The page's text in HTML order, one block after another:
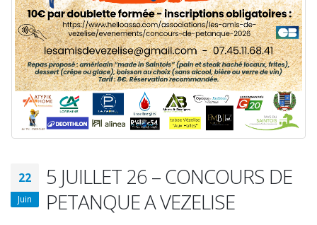
22
Juin
5 JUILLET 26 – CONCOURS DE
PETANQUE A VEZELISE